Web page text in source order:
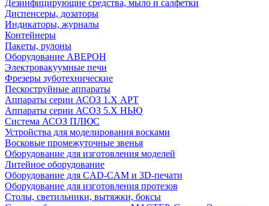
Дезинфицирующие средства, мыло и салфетки
Диспенсеры, дозаторы
Индикаторы, журналы
Контейнеры
Пакеты, рулоны
Оборудование АВЕРОН
Электровакуумные печи
Фрезеры зуботехнические
Пескоструйные аппараты
Аппараты серии АСОЗ 1.Х АРТ
Аппараты серии АСОЗ 5.Х НЬЮ
Система АСОЗ ПЛЮС
Устройства для моделирования восками
Восковые промежуточные звенья
Оборудование для изготовления моделей
Литейное оборудование
Оборудование для CAD-CAM и 3D-печати
Оборудование для изготовления протезов
Cтолы, светильники, вытяжки, боксы